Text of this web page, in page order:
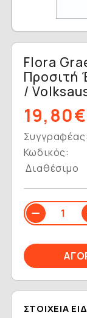
Flora
Προσιτή
/
19,80€
Συγγραφέας:
Κωδικός:
Διαθέσιμο
ΣΤΟΙΧΕΊΑ